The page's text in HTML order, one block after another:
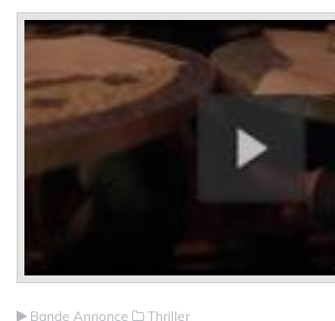
Bande Annonce Thriller